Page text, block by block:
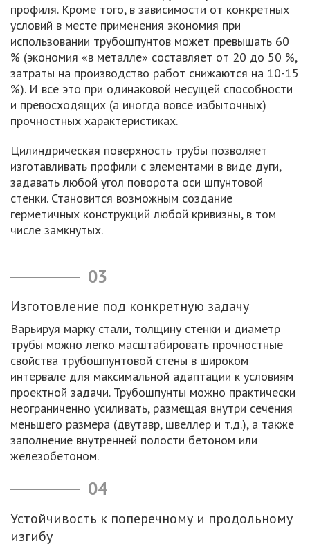
профиля. Кроме того, в зависимости от конкретных
условий в месте применения экономия при
использовании трубошпунтов может превышать 60
% (экономия «в металле» составляет от 20 до 50 %,
затраты на производство работ снижаются на 10-15
%). И все это при одинаковой несущей способности
и превосходящих (а иногда вовсе избыточных)
прочностных характеристиках.
Цилиндрическая поверхность трубы позволяет
изготавливать профили с элементами в виде дуги,
задавать любой угол поворота оси шпунтовой
стенки. Становится возможным создание
герметичных конструкций любой кривизны, в том
числе замкнутых.
03
Изготовление под конкретную задачу
Варьируя марку стали, толщину стенки и диаметр
трубы можно легко масштабировать прочностные
свойства трубошпунтовой стены в широком
интервале для максимальной адаптации к условиям
проектной задачи. Трубошпунты можно практически
неограниченно усиливать, размещая внутри сечения
меньшего размера (двутавр, швеллер и т.д.), а также
заполнение внутренней полости бетоном или
железобетоном.
04
Устойчивость к поперечному и продольному
изгибу